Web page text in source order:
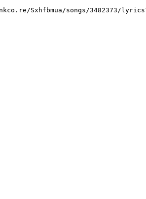
Sxhfbmua/songs/3482373/